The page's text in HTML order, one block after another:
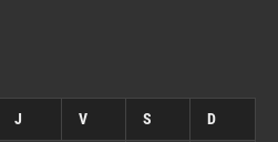
J V S D